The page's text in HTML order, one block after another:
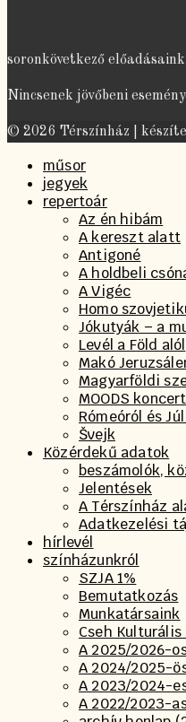
soronkövetkező előadásaink
Nincsenek jövőbeni
© 2026 Térszínház |
műsor
jegyek
repertoár
Az én hibám
A kereszt alatt
Antigoné
A holdbeli
A Vigéc
Homo
Jókutyák – a
Levél a Föld alól
Makó
Magyarföldi
MOODS
Rómeóról és
Švejk
Közérdekű adatok
beszámolók,
Jelentések
A Térszínház
Adatkezelési
hírlevél
színházunkról
SZJA 1%
Bemutatkozás
Munkatársaink
Cseh Kulturális
A 2025/2026-
A 2024/2025-
A 2023/2024-
A 2022/2023-